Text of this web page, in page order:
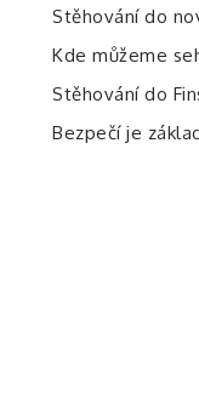
Stěhování do
Kde můžeme
Stěhování do
Bezpečí je